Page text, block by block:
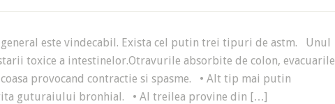
este vindecabil. Exista cel putin trei tipuri de astm. Unul
toxice a intestinelor.Otravurile absorbite de colon, evacuarile
provocand contractie si spasme. • Alt tip mai putin
guturaiului bronhial. • Al treilea provine din […]